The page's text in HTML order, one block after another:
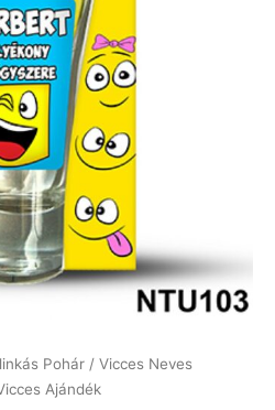
Pohár / Vicces Neves
Ajándék